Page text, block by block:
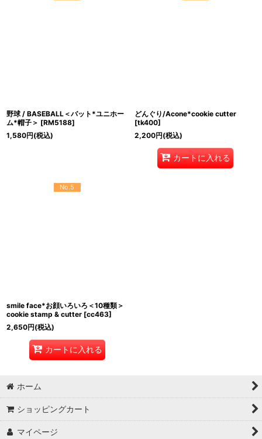
野球 / BASEBALL＜バット*ユニホー
ム*帽子＞ [RM5188]
1,580円(税込)
どんぐり/Acone*cookie cutter
[tk400]
2,200円(税込)
カートに入れる
No.5
smile face*お顔いろいろ＜10種類＞
cookie stamp & cutter [cc463]
2,650円(税込)
カートに入れる
ホーム
ショッピングカート
マイページ